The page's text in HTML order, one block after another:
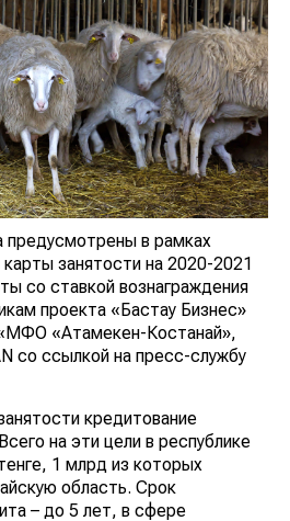
в рамках
занятости на 2020-2021
со ставкой вознаграждения
проекта «Бастау Бизнес»
«Атамекен-Костанай»,
со ссылкой на пресс-службу
кредитование
на эти цели в республике
1 млрд из которых
область. Срок
– до 5 лет, в сфере